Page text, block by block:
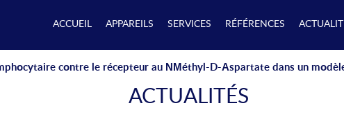
ACCUEIL APPAREILS SERVICES RÉFÉRENCES
cοntre le récepteur au ΝΜéthyl-D-Αspartate dans un
ACTUALITÉS